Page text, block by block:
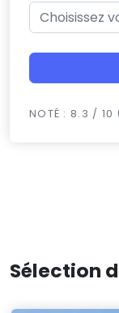
NOTÉ : 8.3 / 10
Sélection